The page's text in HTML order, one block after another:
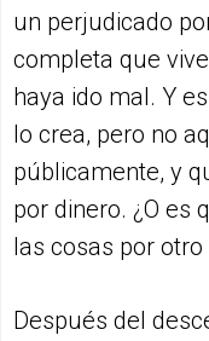
un perjudicado
completa que
haya ido mal. Y
lo crea, pero no
públicamente, y
por dinero. ¿O es
las cosas por otro
Después del